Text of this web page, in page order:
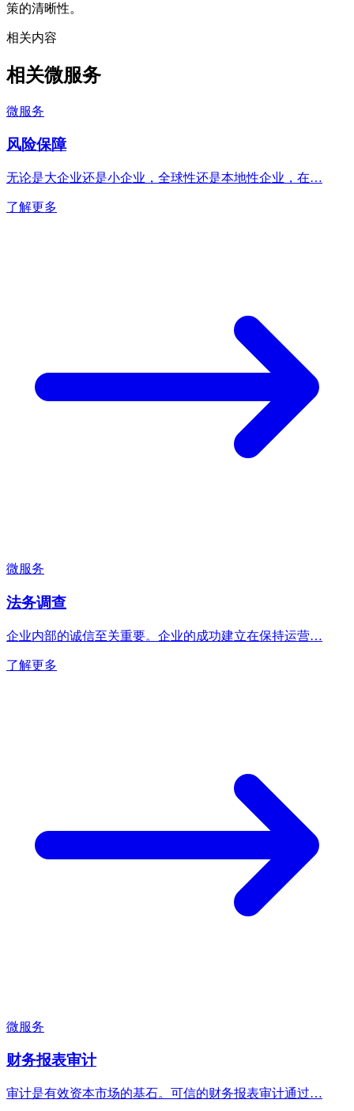
策的清晰性。
相关内容
相关微服务
微服务
风险保障
无论是大企业还是小企业，全球性还是本地性企业，在…
了解更多
微服务
法务调查
企业内部的诚信至关重要。企业的成功建立在保持运营…
了解更多
微服务
财务报表审计
审计是有效资本市场的基石。可信的财务报表审计通过…